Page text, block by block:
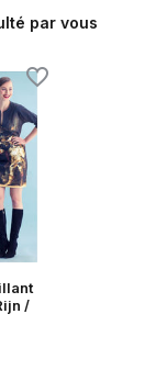
par vous
/